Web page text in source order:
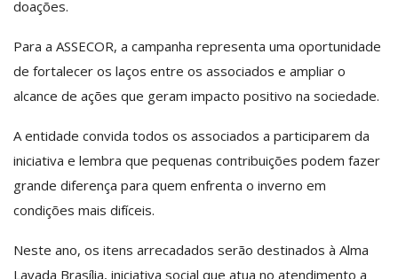
doações.
Para a ASSECOR, a campanha representa uma oportunidade
de fortalecer os laços entre os associados e ampliar o
alcance de ações que geram impacto positivo na sociedade.
A entidade convida todos os associados a participarem da
iniciativa e lembra que pequenas contribuições podem fazer
grande diferença para quem enfrenta o inverno em
condições mais difíceis.
Neste ano, os itens arrecadados serão destinados à Alma
Lavada Brasília, iniciativa social que atua no atendimento a